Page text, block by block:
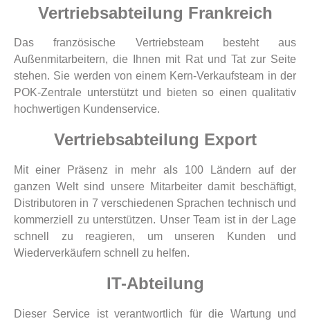
Vertriebsabteilung Frankreich
Das französische Vertriebsteam besteht aus
Außenmitarbeitern, die Ihnen mit Rat und Tat zur Seite
stehen. Sie werden von einem Kern-Verkaufsteam in der
POK-Zentrale unterstützt und bieten so einen qualitativ
hochwertigen Kundenservice.
Vertriebsabteilung Export
Mit einer Präsenz in mehr als 100 Ländern auf der
ganzen Welt sind unsere Mitarbeiter damit beschäftigt,
Distributoren in 7 verschiedenen Sprachen technisch und
kommerziell zu unterstützen. Unser Team ist in der Lage
schnell zu reagieren, um unseren Kunden und
Wiederverkäufern schnell zu helfen.
IT-Abteilung
Dieser Service ist verantwortlich für die Wartung und